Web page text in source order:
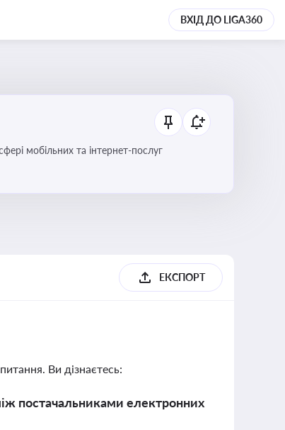
ВХІД ДО LIGA360
мобільних та інтернет-послуг
ЕКСПОРТ
Ви дізнаєтесь:
постачальниками електронних